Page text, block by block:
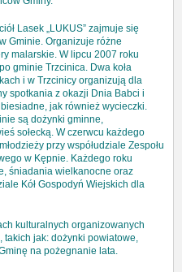
Lasek „LUKUS” zajmuje się
Gminie. Organizuje różne
malarskie. W lipcu 2007 roku
gminie Trzcinica. Dwa koła
i w Trzcinicy organizują dla
spotkania z okazji Dnia Babci i
jak również wycieczki.
są dożynki gminne,
sołecką. W czerwcu każdego
przy współudziale Zespołu
w Kępnie. Każdego roku
śniadania wielkanocne oraz
Kół Gospodyń Wiejskich dla
kulturalnych organizowanych
takich jak: dożynki powiatowe,
na pożegnanie lata.